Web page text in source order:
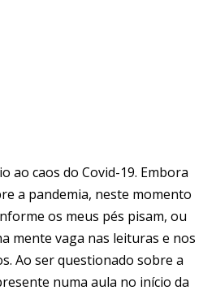
ao caos do Covid-19. Embora
a pandemia, neste momento
os meus pés pisam, ou
mente vaga nas leituras e nos
Ao ser questionado sobre a
numa aula no início da